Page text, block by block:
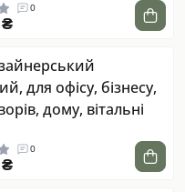
0
для офісу, бізнесу,
дому, вітальні
0